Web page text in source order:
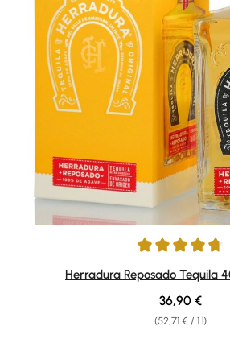
Average rating of 4.85 out of 5 stars
Herradura Reposado Tequila
(52,71 € / 1 l)
Regular price:
36,90 €